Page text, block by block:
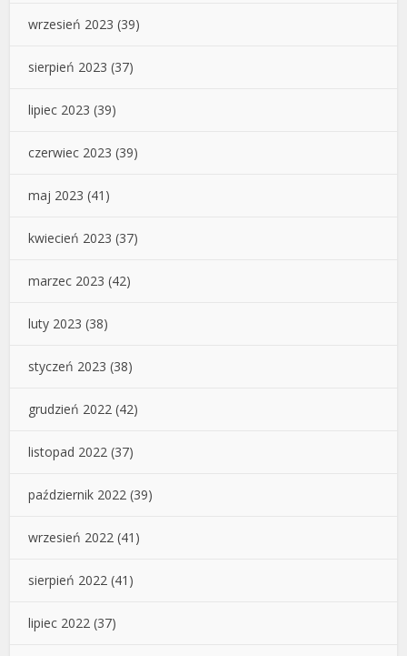
wrzesień 2023 (39)
sierpień 2023 (37)
lipiec 2023 (39)
czerwiec 2023 (39)
maj 2023 (41)
kwiecień 2023 (37)
marzec 2023 (42)
luty 2023 (38)
styczeń 2023 (38)
grudzień 2022 (42)
listopad 2022 (37)
październik 2022 (39)
wrzesień 2022 (41)
sierpień 2022 (41)
lipiec 2022 (37)